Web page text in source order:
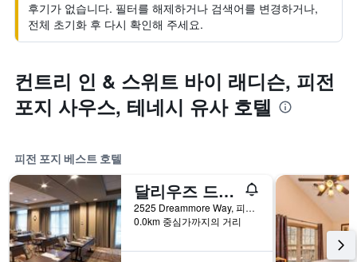
후기가 없습니다. 필터를 해제하거나 검색어를 변경하거나,
전체 초기화 후 다시 확인해 주세요.
컨트리 인 & 스위트 바이 래디슨, 피전
포지 사우스, 테네시 유사 호텔
피전 포지 베스트 호텔
달리우즈 드림모어 리조트
2525 Dreammore Way, 피전 포지, TN, 미국
0.0km 중심가까지의 거리